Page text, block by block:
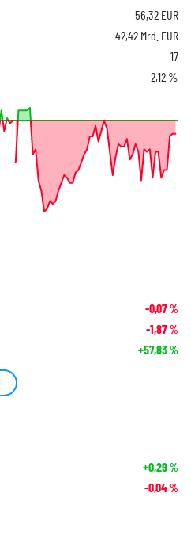
56,32 EUR
42,42 Mrd. EUR
17
2,12 %
-0,07%
-1,87%
+57,83%
+0,29%
-0,04%